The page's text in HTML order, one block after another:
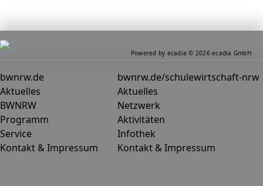
bwnrw.de
Aktuelles
BWNRW
Programm
Service
Kontakt & Impressum
bwnrw.de/schulewirtschaft-nrw
Aktuelles
Netzwerk
Aktivitäten
Infothek
Kontakt & Impressum
Powered by ecadia © 2026 ecadia GmbH